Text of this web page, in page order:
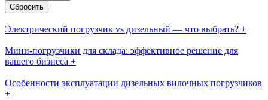
Сбросить
Электрический погрузчик vs дизельный — что выбрать? +
Мини-погрузчики для склада: эффективное решение для
вашего бизнеса +
Особенности эксплуатации дизельных вилочных погрузчиков
+